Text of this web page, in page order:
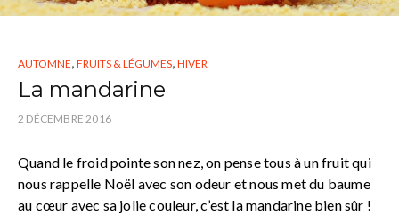
AUTOMNE, FRUITS & LÉGUMES, HIVER
La mandarine
2 DÉCEMBRE 2016
Quand le froid pointe son nez, on pense tous à un fruit qui
nous rappelle Noël avec son odeur et nous met du baume
au cœur avec sa jolie couleur, c’est la mandarine bien sûr !